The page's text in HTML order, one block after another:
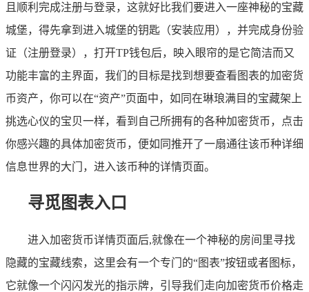
且顺利完成注册与登录，这就好比我们要进入一座神秘的宝藏
城堡，得先拿到进入城堡的钥匙（安装应用），并完成身份验
证（注册登录），打开TP钱包后，映入眼帘的是它简洁而又
功能丰富的主界面，我们的目标是找到想要查看图表的加密货
币资产，你可以在“资产”页面中，如同在琳琅满目的宝藏架上
挑选心仪的宝贝一样，看到自己所拥有的各种加密货币，点击
你感兴趣的具体加密货币，便如同推开了一扇通往该币种详细
信息世界的大门，进入该币种的详情页面。
寻觅图表入口
进入加密货币详情页面后,就像在一个神秘的房间里寻找
隐藏的宝藏线索，这里会有一个专门的“图表”按钮或者图标，
它就像一个闪闪发光的指示牌，引导我们走向加密货币价格走